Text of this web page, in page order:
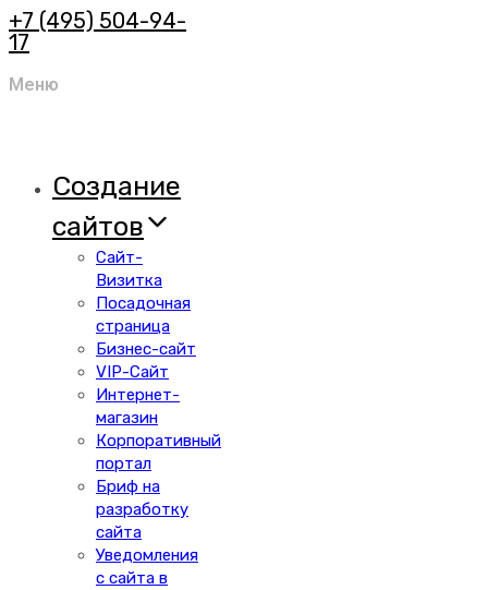
+7 (495) 504-94-
17
Меню
Создание
сайтов
Сайт-
Визитка
Посадочная
страница
Бизнес-сайт
VIP-Сайт
Интернет-
магазин
Корпоративный
портал
Бриф на
разработку
сайта
Уведомления
с сайта в